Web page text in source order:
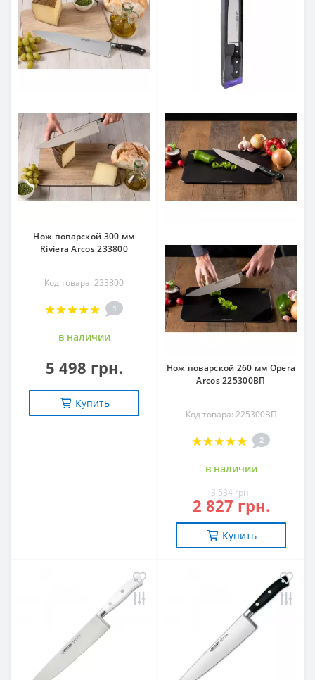
Нож поварской 300 мм
Riviera Arcos 233800
Код товара: 233800
1
в наличии
5 498 грн.
Купить
Нож поварской 260 мм Opera
Arcos 225300ВП
Код товара: 225300ВП
2
в наличии
3 534 грн.
2 827 грн.
Купить